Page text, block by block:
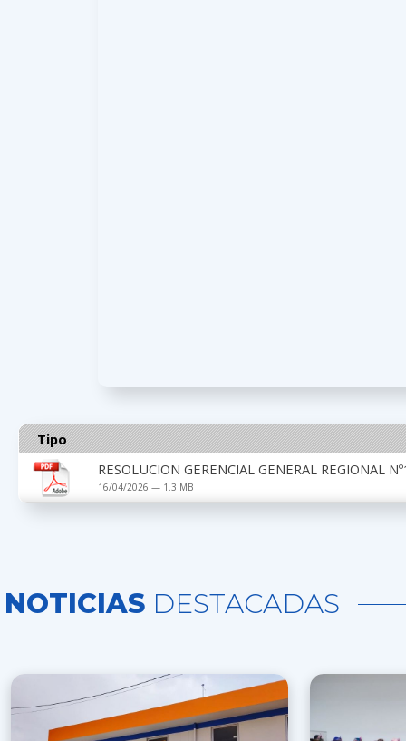
Tipo
RESOLUCION GERENCIAL GENERAL REGIONAL
16/04/2026 — 1.3 MB
NOTICIAS DESTACADAS